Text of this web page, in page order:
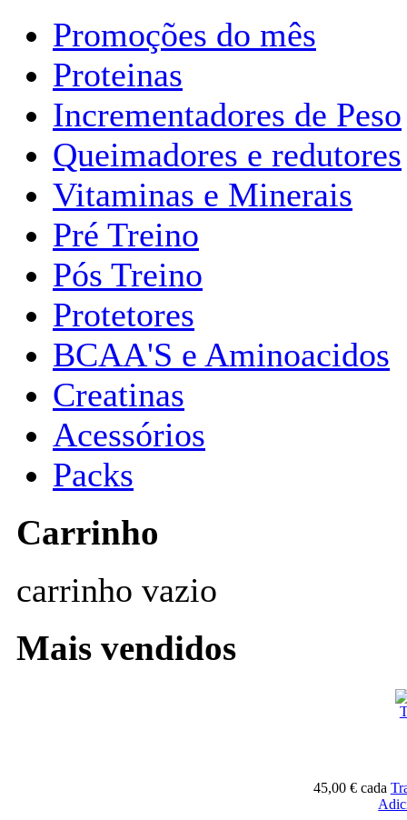
Promoções do mês
Proteinas
Incrementadores de Peso
Queimadores e redutores
Vitaminas e Minerais
Pré Treino
Pós Treino
Protetores
BCAA'S e Aminoacidos
Creatinas
Acessórios
Packs
Carrinho
carrinho vazio
Mais vendidos
45,00 € cada